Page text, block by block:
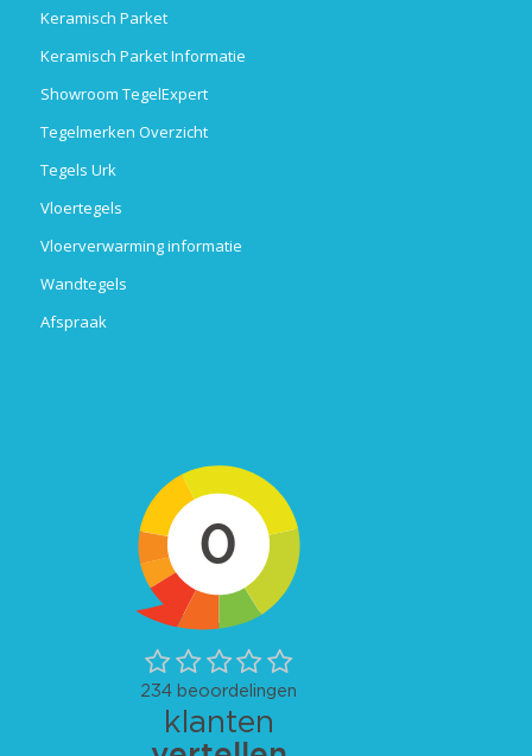
Keramisch Parket
Keramisch Parket Informatie
Showroom TegelExpert
Tegelmerken Overzicht
Tegels Urk
Vloertegels
Vloerverwarming informatie
Wandtegels
Afspraak